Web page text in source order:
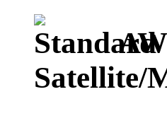
Satellite/